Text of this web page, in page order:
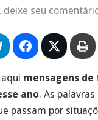
deixe seu
mensagens de
ano. As
passam por